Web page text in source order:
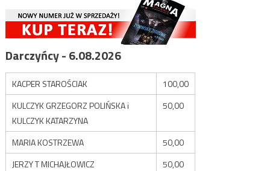
Darczyńcy - 6.08.2026
KACPER STAROŚCIAK
100,00
KULCZYK GRZEGORZ POLIŃSKA i
KULCZYK KATARZYNA
50,00
MARIA KOSTRZEWA
50,00
JERZY T MICHAJŁOWICZ
50,00